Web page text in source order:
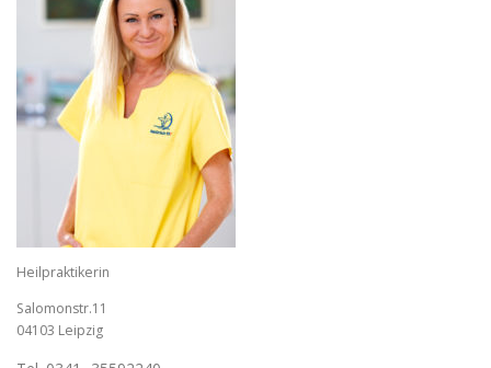
Heilpraktikerin
Salomonstr.11
04103 Leipzig